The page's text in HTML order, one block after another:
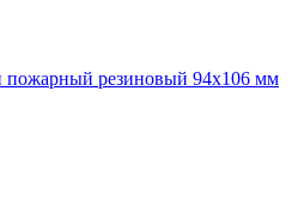
резиновый 94х106 мм